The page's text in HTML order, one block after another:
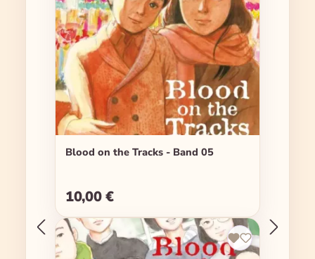
Blood on the Tracks - Band 05
Regulärer Preis:
10,00 €